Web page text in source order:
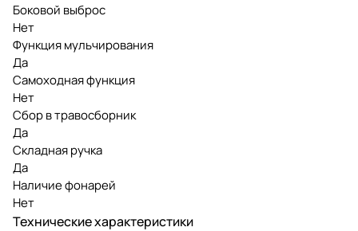
Боковой выброс
Нет
Функция мульчирования
Да
Самоходная функция
Нет
Сбор в травосборник
Да
Складная ручка
Да
Наличие фонарей
Нет
Технические характеристики